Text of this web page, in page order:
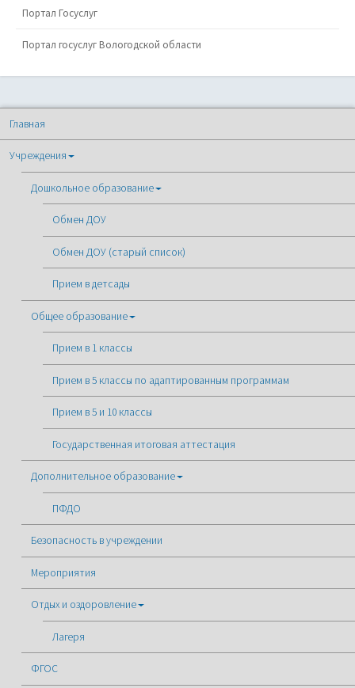
Портал Госуслуг
Портал госуслуг Вологодской области
Главная
Учреждения
Дошкольное образование
Обмен ДОУ
Обмен ДОУ (старый список)
Прием в детсады
Общее образование
Прием в 1 классы
Прием в 5 классы по адаптированным программам
Прием в 5 и 10 классы
Государственная итоговая аттестация
Дополнительное образование
ПФДО
Безопасность в учреждении
Мероприятия
Отдых и оздоровление
Лагеря
ФГОС